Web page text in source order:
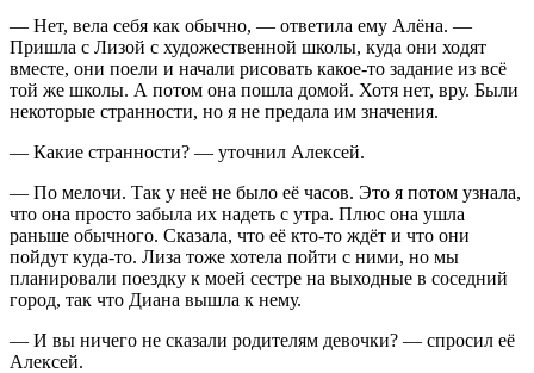
— Нет, вела себя как обычно, — ответила ему Алёна. —
Пришла с Лизой с художественной школы, куда они ходят
вместе, они поели и начали рисовать какое-то задание из всё
той же школы. А потом она пошла домой. Хотя нет, вру. Были
некоторые странности, но я не предала им значения.
— Какие странности? — уточнил Алексей.
— По мелочи. Так у неё не было её часов. Это я потом узнала,
что она просто забыла их надеть с утра. Плюс она ушла
раньше обычного. Сказала, что её кто-то ждёт и что они
пойдут куда-то. Лиза тоже хотела пойти с ними, но мы
планировали поездку к моей сестре на выходные в соседний
город, так что Диана вышла к нему.
— И вы ничего не сказали родителям девочки? — спросил её
Алексей.